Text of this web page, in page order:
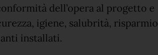
dell’opera al progetto e
igiene, salubrità, risparmio
installati.